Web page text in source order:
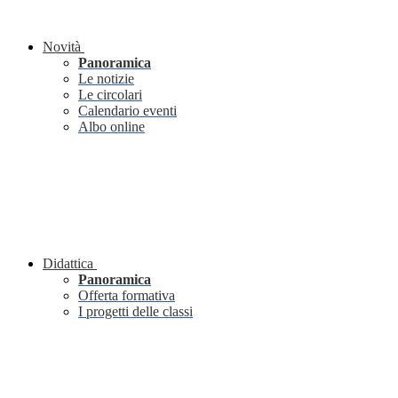
Novità
Panoramica
Le notizie
Le circolari
Calendario eventi
Albo online
Didattica
Panoramica
Offerta formativa
I progetti delle classi